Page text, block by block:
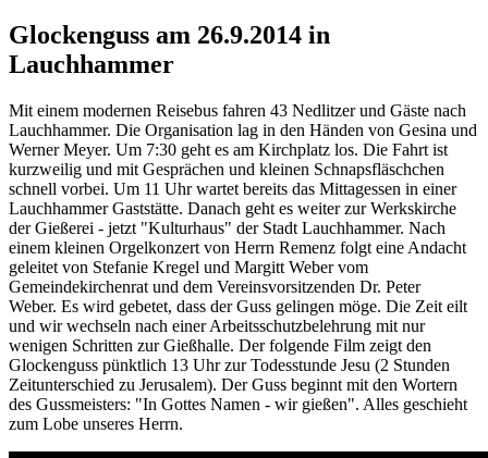
Glockenguss am 26.9.2014 in
Lauchhammer
Mit einem modernen Reisebus fahren 43 Nedlitzer und Gäste nach
Lauchhammer. Die Organisation lag in den Händen von Gesina und
Werner Meyer. Um 7:30 geht es am Kirchplatz los. Die Fahrt ist
kurzweilig und mit Gesprächen und kleinen Schnapsfläschchen
schnell vorbei. Um 11 Uhr wartet bereits das Mittagessen in einer
Lauchhammer Gaststätte. Danach geht es weiter zur Werkskirche
der Gießerei - jetzt "Kulturhaus" der Stadt Lauchhammer. Nach
einem kleinen Orgelkonzert von Herrn Remenz folgt eine Andacht
geleitet von Stefanie Kregel und Margitt Weber vom
Gemeindekirchenrat und dem Vereinsvorsitzenden Dr. Peter
Weber. Es wird gebetet, dass der Guss gelingen möge. Die Zeit eilt
und wir wechseln nach einer Arbeitsschutzbelehrung mit nur
wenigen Schritten zur Gießhalle. Der folgende Film zeigt den
Glockenguss pünktlich 13 Uhr zur Todesstunde Jesu (2 Stunden
Zeitunterschied zu Jerusalem). Der Guss beginnt mit den Wortern
des Gussmeisters: "In Gottes Namen - wir gießen". Alles geschieht
zum Lobe unseres Herrn.